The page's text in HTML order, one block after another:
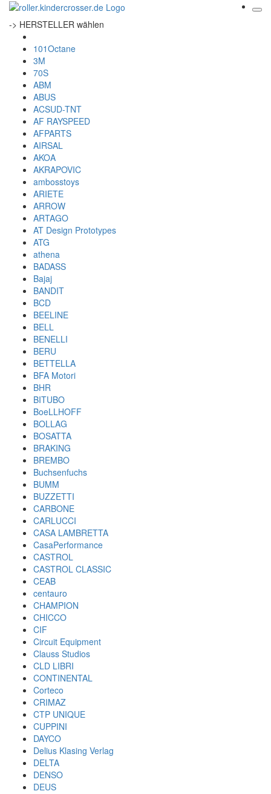
-> HERSTELLER wählen
101Octane
3M
70S
ABM
ABUS
ACSUD-TNT
AF RAYSPEED
AFPARTS
AIRSAL
AKOA
AKRAPOVIC
ambosstoys
ARIETE
ARROW
ARTAGO
AT Design Prototypes
ATG
athena
BADASS
Bajaj
BANDIT
BCD
BEELINE
BELL
BENELLI
BERU
BETTELLA
BFA Motori
BHR
BITUBO
BoeLLHOFF
BOLLAG
BOSATTA
BRAKING
BREMBO
Buchsenfuchs
BUMM
BUZZETTI
CARBONE
CARLUCCI
CASA LAMBRETTA
CasaPerformance
CASTROL
CASTROL CLASSIC
CEAB
centauro
CHAMPION
CHICCO
CIF
Circuit Equipment
Clauss Studios
CLD LIBRI
CONTINENTAL
Corteco
CRIMAZ
CTP UNIQUE
CUPPINI
DAYCO
Delius Klasing Verlag
DELTA
DENSO
DEUS